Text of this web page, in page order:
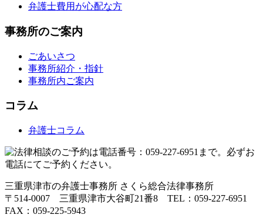
弁護士費用が心配な方
事務所のご案内
ごあいさつ
事務所紹介・指針
事務所内ご案内
コラム
弁護士コラム
三重県津市の弁護士事務所 さくら総合法律事務所
〒514-0007 三重県津市大谷町21番8 TEL：059-227-6951
FAX：059-225-5943